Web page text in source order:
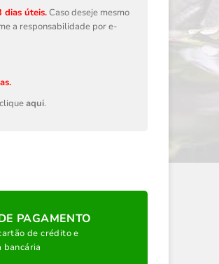
dias úteis.Caso deseje mesmo
a responsabilidade por e-
aqui.
PAGAMENTO
de crédito e
bancária